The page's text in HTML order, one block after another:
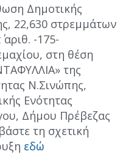
Δημοτικής
22,630 στρεμμάτων
αριθ. -175-
στη θέση
της
Ν.Σινώπης,
Ενότητας
Δήμου Πρέβεζας
τη σχετική
εδώ